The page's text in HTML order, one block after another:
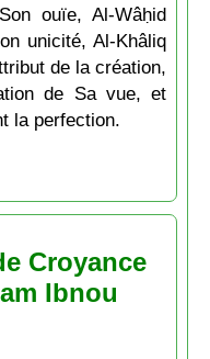
ouïe, Al-Wâḥid
unicité, Al-Khâliq
de la création,
de Sa vue, et
la perfection.
Croyance
Ibnou